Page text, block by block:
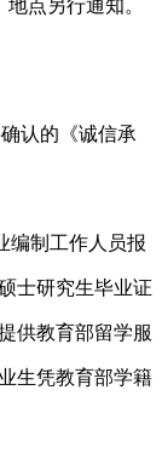
地点另行通知。
认的《诚信承
编制工作人员报
士研究生毕业证
供教育部留学服
生凭教育部学籍